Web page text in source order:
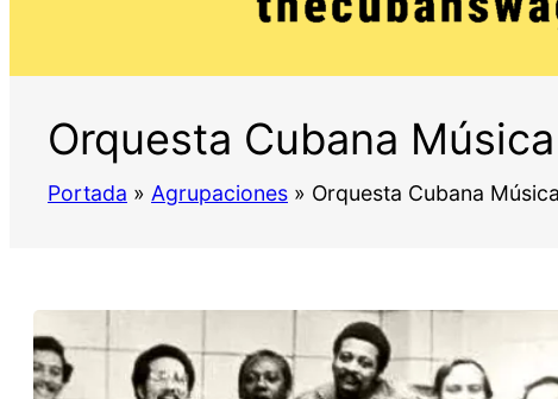
Orquesta Cubana
Portada » Agrupaciones » Orquesta Cubana